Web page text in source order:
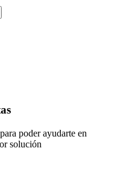
poder ayudarte en
solución